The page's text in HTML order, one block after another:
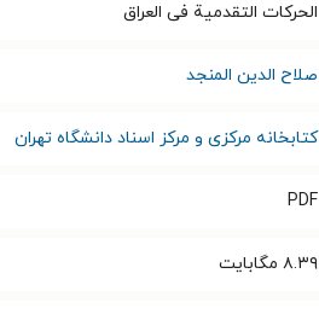
الحرکات التقدمیة فی العراق
صلاح الدین المنجد
کتابخانه مرکزی و مرکز اسناد دانشگاه تهران
PDF
۸.۳۹ مگابایت